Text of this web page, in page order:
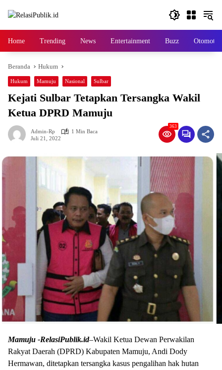
Home Trending News Entertainment Buzz Otomotif
Beranda Hukum
Hukum Mamuju Nasional Sulbar
Kejati Sulbar Tetapkan Tersangka Wakil
Ketua DPRD Mamuju
Admin-Rp
1 Min Baca
Juli 21, 2022
363
Mamuju -RelasiPublik.id–Wakil Ketua Dewan Perwakilan
Rakyat Daerah (DPRD) Kabupaten Mamuju, Andi Dody
Hermawan, ditetapkan tersangka kasus pengalihan hak hutan